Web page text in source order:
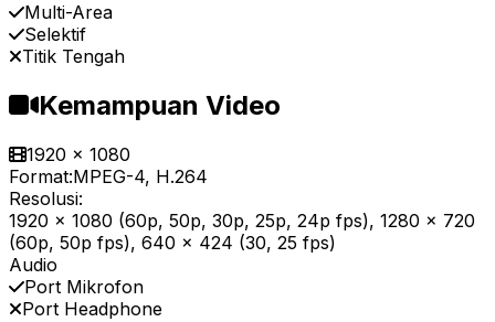
Multi-Area
Selektif
Titik Tengah
Kemampuan Video
1920 x 1080
Format:MPEG-4, H.264
Resolusi:
1920 x 1080 (60p, 50p, 30p, 25p, 24p fps), 1280 x 720
(60p, 50p fps), 640 x 424 (30, 25 fps)
Audio
Port Mikrofon
Port Headphone